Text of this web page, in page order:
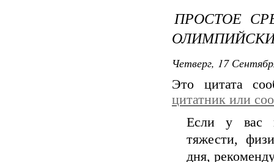
ПРОСТОЕ
Четверг, 17
Это цитата
цитатник или
Если у вас
тяжести,
дня,